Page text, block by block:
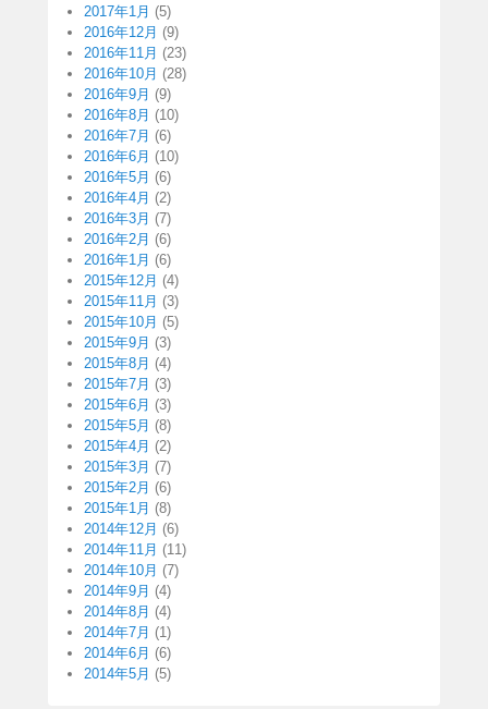
2017年1月 (5)
2016年12月 (9)
2016年11月 (23)
2016年10月 (28)
2016年9月 (9)
2016年8月 (10)
2016年7月 (6)
2016年6月 (10)
2016年5月 (6)
2016年4月 (2)
2016年3月 (7)
2016年2月 (6)
2016年1月 (6)
2015年12月 (4)
2015年11月 (3)
2015年10月 (5)
2015年9月 (3)
2015年8月 (4)
2015年7月 (3)
2015年6月 (3)
2015年5月 (8)
2015年4月 (2)
2015年3月 (7)
2015年2月 (6)
2015年1月 (8)
2014年12月 (6)
2014年11月 (11)
2014年10月 (7)
2014年9月 (4)
2014年8月 (4)
2014年7月 (1)
2014年6月 (6)
2014年5月 (5)